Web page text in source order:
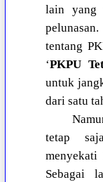
lain yang
tentang
‘PKPU
untuk
dari satu
tetap
Sebagai